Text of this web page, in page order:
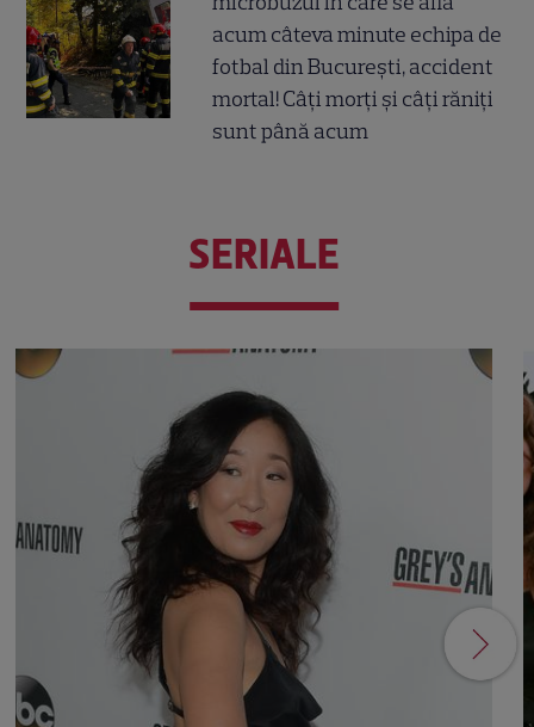
acum câteva minute echipa de
fotbal din București, accident
mortal! Câți morți și câți răniți
sunt până acum
SERIALE